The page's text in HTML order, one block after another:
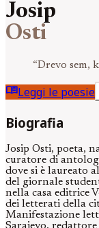
Josip
Osti
“Drevo sem,
menu_bookLeggi le poesie
Biografia
Josip Osti, poeta,
curatore di
dove si è laureato
del giornale
nella casa editrice
dei letterati della
Manifestazione